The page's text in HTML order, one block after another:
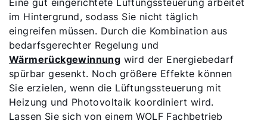
Eine gut eingerichtete Lüftungssteuerung arbeitet
im Hintergrund, sodass Sie nicht täglich
eingreifen müssen. Durch die Kombination aus
bedarfsgerechter Regelung und
Wärmerückgewinnung wird der Energiebedarf
spürbar gesenkt. Noch größere Effekte können
Sie erzielen, wenn die Lüftungssteuerung mit
Heizung und Photovoltaik koordiniert wird.
Lassen Sie sich von einem WOLF Fachbetrieb